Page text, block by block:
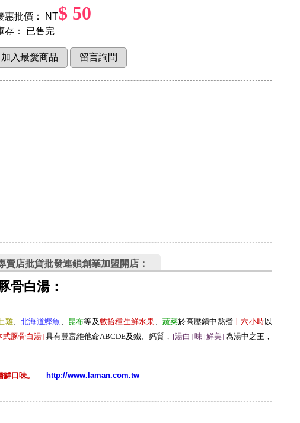
惠批價： NT$ 50
存： 已售完
賣店批貨批發連鎖創業加盟開店：
骨白湯：
雞、北海道鰹魚 昆布等及數拾種生鮮水果 蔬菜於高壓鍋中熬煮十六小時以
式豚骨白湯]具有豐富維他命ABCDE及鐵、鈣質， [湯白] 味 [鮮美]為湯中之王，
口味。 http://www.laman.com.tw